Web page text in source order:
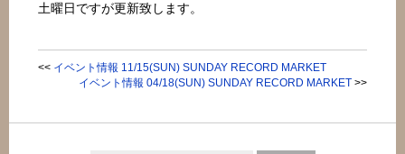
土曜日ですが更新致します。
<< イベント情報 11/15(SUN) SUNDAY RECORD MARKET
イベント情報 04/18(SUN) SUNDAY RECORD MARKET>>